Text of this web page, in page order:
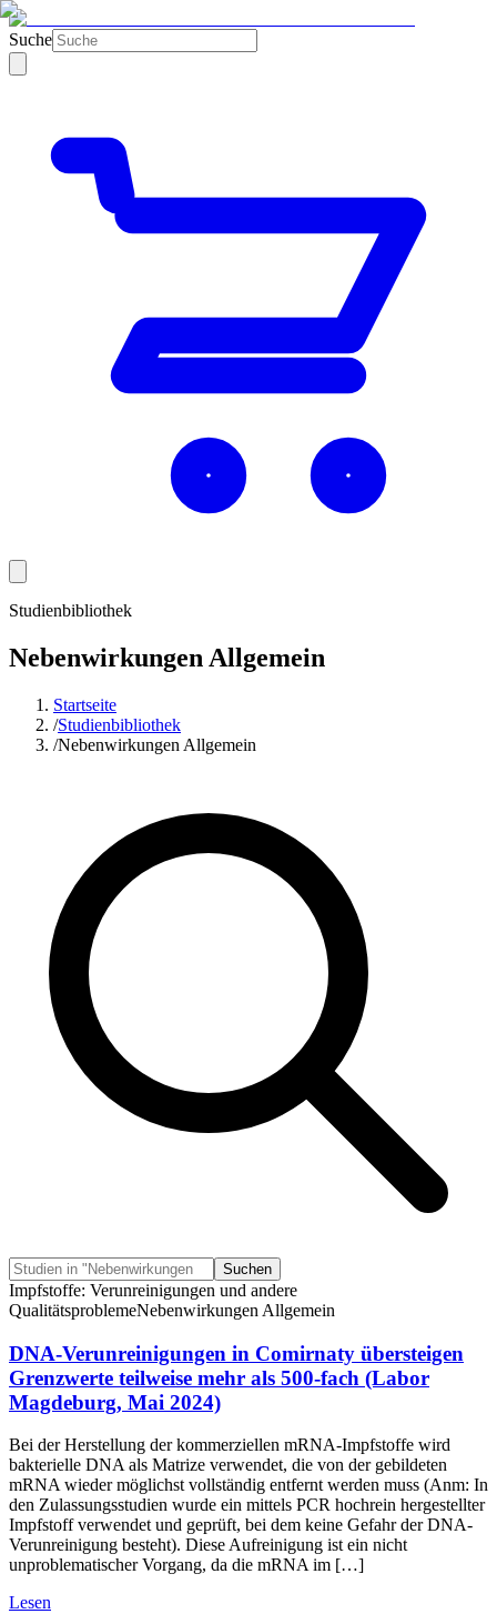
Suche
Studienbibliothek
Nebenwirkungen Allgemein
Startseite
/Studienbibliothek
/Nebenwirkungen Allgemein
Suchen
Impfstoffe: Verunreinigungen und andere
QualitätsproblemeNebenwirkungen Allgemein
DNA-Verunreinigungen in Comirnaty übersteigen
Grenzwerte teilweise mehr als 500-fach (Labor
Magdeburg, Mai 2024)
Bei der Herstellung der kommerziellen mRNA-Impfstoffe wird
bakterielle DNA als Matrize verwendet, die von der gebildeten
mRNA wieder möglichst vollständig entfernt werden muss (Anm: In
den Zulassungsstudien wurde ein mittels PCR hochrein hergestellter
Impfstoff verwendet und geprüft, bei dem keine Gefahr der DNA-
Verunreinigung besteht). Diese Aufreinigung ist ein nicht
unproblematischer Vorgang, da die mRNA im […]
Lesen